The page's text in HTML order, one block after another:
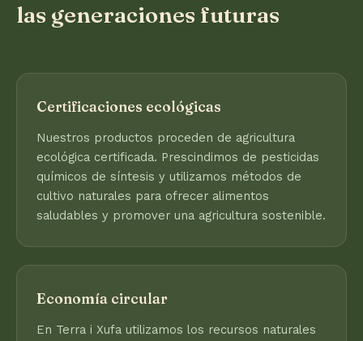
las generaciones futuras
Certificaciones ecológicas
Nuestros productos proceden de agricultura
ecológica certificada. Prescindimos de pesticidas
químicos de síntesis y utilizamos métodos de
cultivo naturales para ofrecer alimentos
saludables y promover una agricultura sostenible.
Economía circular
En Terra i Xufa utilizamos los recursos naturales